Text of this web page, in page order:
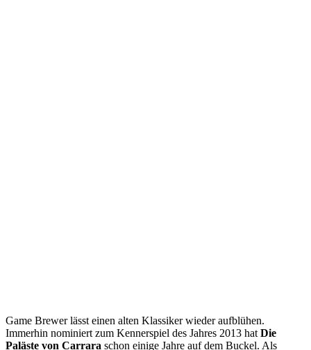
Game Brewer lässt einen alten Klassiker wieder aufblühen.
Immerhin nominiert zum Kennerspiel des Jahres 2013 hat Die
Paläste von Carrara schon einige Jahre auf dem Buckel. Als